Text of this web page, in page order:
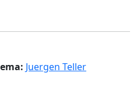
Juergen Teller